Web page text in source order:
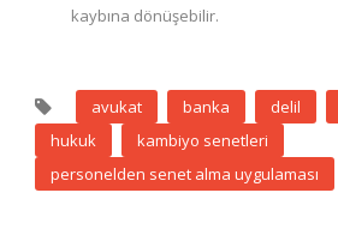
kaybına dönüşebilir.
avukat banka delil
hukuk
kambiyo senetleri
personelden senet alma uygulaması